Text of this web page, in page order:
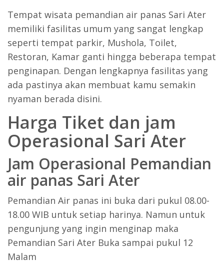
Tempat wisata pemandian air panas Sari Ater
memiliki fasilitas umum yang sangat lengkap
seperti tempat parkir, Mushola, Toilet,
Restoran, Kamar ganti hingga beberapa tempat
penginapan. Dengan lengkapnya fasilitas yang
ada pastinya akan membuat kamu semakin
nyaman berada disini.
Harga Tiket dan jam
Operasional Sari Ater
Jam Operasional Pemandian
air panas Sari Ater
Pemandian Air panas ini buka dari pukul 08.00-
18.00 WIB untuk setiap harinya. Namun untuk
pengunjung yang ingin menginap maka
Pemandian Sari Ater Buka sampai pukul 12
Malam